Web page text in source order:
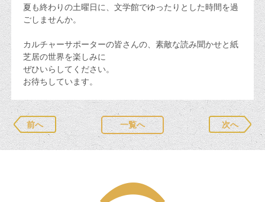
夏も終わりの土曜日に、文学館でゆったりとした時間を過
ごしませんか。
カルチャーサポーターの皆さんの、素敵な読み聞かせと紙
芝居の世界を楽しみに
ぜひいらしてください。
お待ちしています。
前へ 一覧へ 次へ